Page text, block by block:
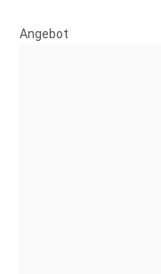
Angebot